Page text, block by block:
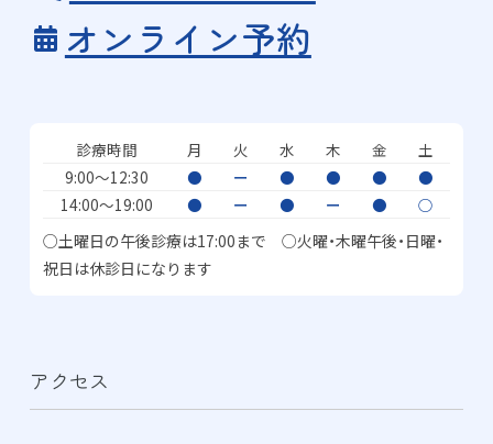
オンライン予約
診療時間 月 火 水 木 金
土
9:00〜12:30
● ー ● ● ●
●
14:00〜19:00
● ー ● ー ●
○
○土曜日の午後診療は17:00まで ○火曜・木曜午後・日曜・
祝日は休診日になります
アクセス